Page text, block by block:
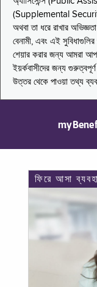
(Supplemental
অথবা তা ধরে রাখার
বেনামী, এবং এই
শেয়ার করার জন্য আমরা
ইয়র্কবাসীদের জন্য
উত্তর থেকে পাওয়া তথ্য
ফিরে আসা